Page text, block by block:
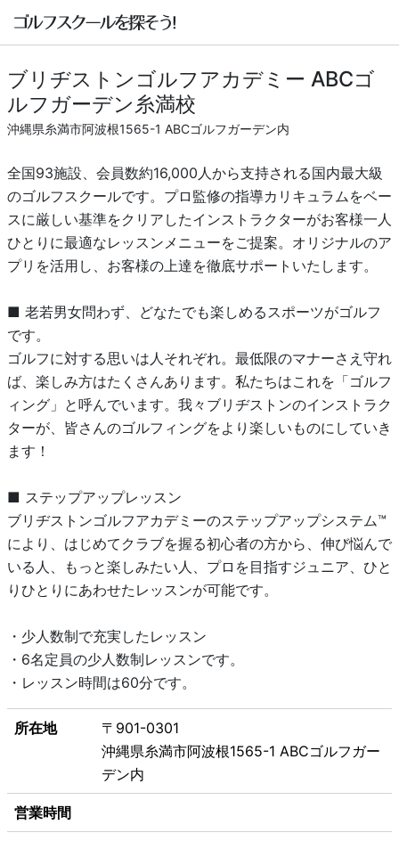
ブリヂストンゴルフアカデミー ABCゴ
ルフガーデン糸満校
沖縄県糸満市阿波根1565-1 ABCゴルフガーデン内
全国93施設、会員数約16,000人から支持される国内最大級
のゴルフスクールです。プロ監修の指導カリキュラムをベー
スに厳しい基準をクリアしたインストラクターがお客様一人
ひとりに最適なレッスンメニューをご提案。オリジナルのア
プリを活用し、お客様の上達を徹底サポートいたします。
■ 老若男女問わず、どなたでも楽しめるスポーツがゴルフ
です。
ゴルフに対する思いは人それぞれ。最低限のマナーさえ守れ
ば、楽しみ方はたくさんあります。私たちはこれを「ゴルフ
ィング」と呼んでいます。我々ブリヂストンのインストラク
ターが、皆さんのゴルフィングをより楽しいものにしていき
ます！
■ ステップアップレッスン
ブリヂストンゴルフアカデミーのステップアップシステム™
により、はじめてクラブを握る初心者の方から、伸び悩んで
いる人、もっと楽しみたい人、プロを目指すジュニア、ひと
りひとりにあわせたレッスンが可能です。
・少人数制で充実したレッスン
・6名定員の少人数制レッスンです。
・レッスン時間は60分です。
所在地
〒901-0301
沖縄県糸満市阿波根1565-1 ABCゴルフガー
デン内
営業時間